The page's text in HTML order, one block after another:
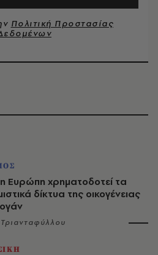
Ευρώπη χρηματοδοτεί τα
δίκτυα της οικογένειας
Πολιτική Προστασίας